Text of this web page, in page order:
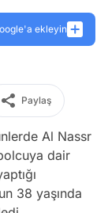
ekleyin
Paylaş
Al Nassr
dair
38 yaşında